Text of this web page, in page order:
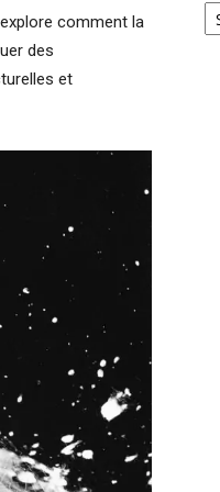
comment la
des
et